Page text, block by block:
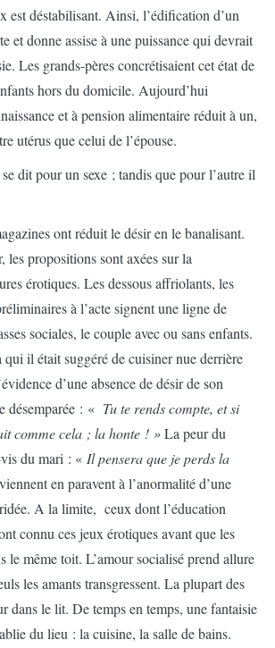
est déstabilisant. Ainsi, l’édification d’un
et donne assise à une puissance qui devrait
Les grands-pères concrétisaient cet état de
hors du domicile. Aujourd’hui
et à pension alimentaire réduit à un,
utérus que celui de l’épouse.
dit pour un sexe ; tandis que pour l’autre il
ont réduit le désir en le banalisant.
les propositions sont axées sur la
érotiques. Les dessous affriolants, les
à l’acte signent une ligne de
sociales, le couple avec ou sans enfants.
qui il était suggéré de cuisiner nue derrière
d’une absence de désir de son
désemparée : « Tu te rends compte, et si
comme cela ; la honte ! »La peur du
du mari : « Il pensera que je perds la
en paravent à l’anormalité d’une
A la limite, ceux dont l’éducation
connu ces jeux érotiques avant que les
le même toit. L’amour socialisé prend allure
les amants transgressent. La plupart des
dans le lit. De temps en temps, une fantaisie
du lieu : la cuisine, la salle de bains.